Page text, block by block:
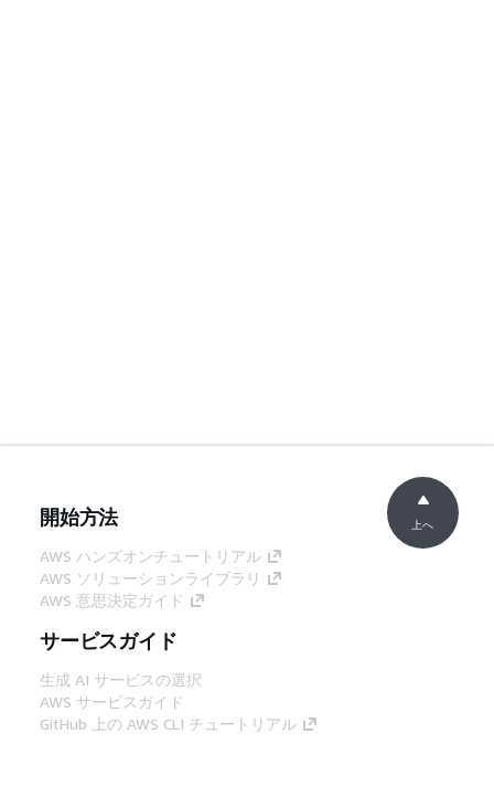
開始方法
AWS ハンズオンチュートリアル
AWS ソリューションライブラリ
AWS 意思決定ガイド
サービスガイド
生成 AI サービスの選択
AWS サービスガイド
GitHub 上の AWS CLI チュートリアル
上へ